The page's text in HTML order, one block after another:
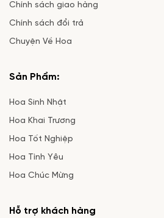
Chính sách giao hàng
Chính sách đổi trả
Chuyện Về Hoa
Sản Phẩm:
Hoa Sinh Nhật
Hoa Khai Trương
Hoa Tốt Nghiệp
Hoa Tình Yêu
Hoa Chúc Mừng
Hỗ trợ khách hàng